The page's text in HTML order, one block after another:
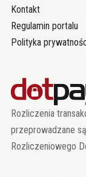
Kontakt
Regulamin portalu
Polityka
Rozliczenia
przeprowadzane
Rozliczeniowego